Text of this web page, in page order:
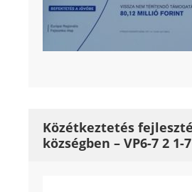
Közétkeztetés
községben – VP6-7 2 1-